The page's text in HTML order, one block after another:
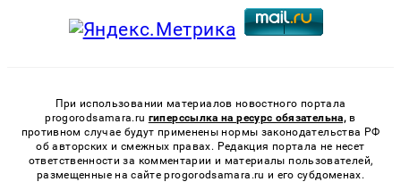
При использовании материалов новостного портала
progorodsamara.ru гиперссылка на ресурс обязательна, в
противном случае будут применены нормы законодательства РФ
об авторских и смежных правах. Редакция портала не несет
ответственности за комментарии и материалы пользователей,
размещенные на сайте progorodsamara.ru и его субдоменах.